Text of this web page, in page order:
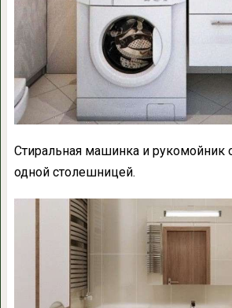
Стиральная машинка и рукомойник
одной столешницей.